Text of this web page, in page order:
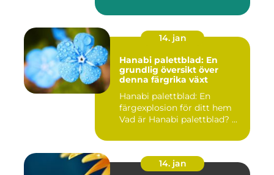
14. jan
Hanabi palettblad: En
grundlig översikt över
denna färgrika växt
Hanabi palettblad: En
färgexplosion för ditt hem
Vad är Hanabi palettblad? ...
14. jan